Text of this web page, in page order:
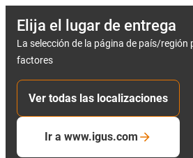
Elija el lugar de entrega
La selección de la página de país/región
factores
Ver todas las localizaciones
Ir a www.igus.com